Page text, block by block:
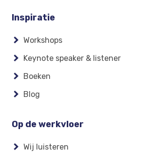
Inspiratie
Workshops
Keynote speaker & listener
Boeken
Blog
Op de werkvloer
Wij luisteren